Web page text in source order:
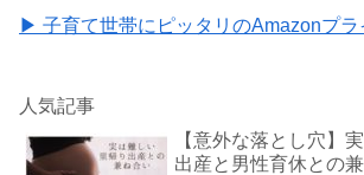
▶ 子育て世帯にピッタリのAmazonプラ
人気記事
【意外な落とし穴】
出産と男性育休との